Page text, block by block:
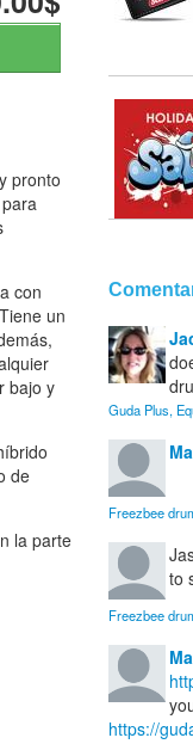
pronto
con
un
bajo y
de
la parte
Guda Plus,
Freezbee
to
Freezbee
https://